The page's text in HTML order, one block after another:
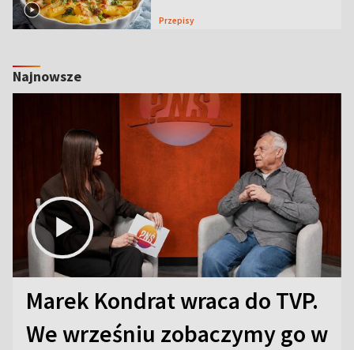
Przepisy
Najnowsze
Marek Kondrat wraca do TVP.
We wrześniu zobaczymy go w